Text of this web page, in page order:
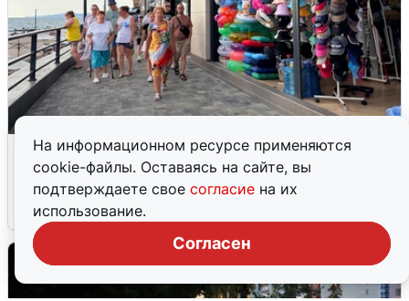
На информационном ресурсе применяются
cookie-файлы. Оставаясь на сайте, вы
подтверждаете свое согласие на их
использование.
Согласен
В Сочи объявили угрозу атаки БПЛА и
закрыли пляжи
6 августа 0